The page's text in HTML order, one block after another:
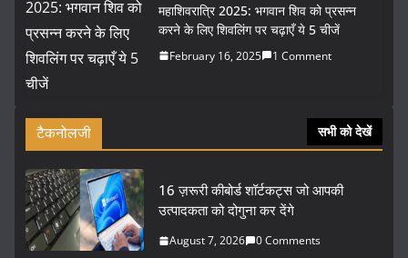
महाशिवरात्रि 2025: भगवान शिव को प्रसन्न
करने के लिए शिवलिंग पर चढ़ाएँ ये 5 चीजें
February 16, 2025 1 Comment
टैकनोलजी सभी को देखें
16 ज़रूरी कीबोर्ड शॉर्टकट्स जो आपकी
उत्पादकता को दोगुना कर देंगे
August 7, 2026 0 Comments